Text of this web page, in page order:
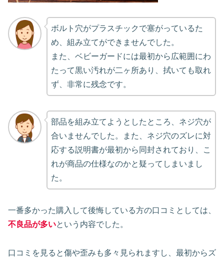
ボルト穴がプラスチックで塞がっているた
め、組み立てができませんでした。
また、ベビーガードには最初から広範囲にわ
たって黒い汚れが二ヶ所あり、拭いても取れ
ず、非常に残念です。
部品を組み立てようとしたところ、ネジ穴が
合いませんでした。また、ネジ穴のズレに対
応する説明書が最初から同封されており、こ
れが商品の仕様なのかと疑ってしまいまし
た。
一番多かった購入して後悔している方の口コミとしては、
不良品が多いという内容でした。
口コミを見ると傷や歪みも多々見られますし、最初からズ